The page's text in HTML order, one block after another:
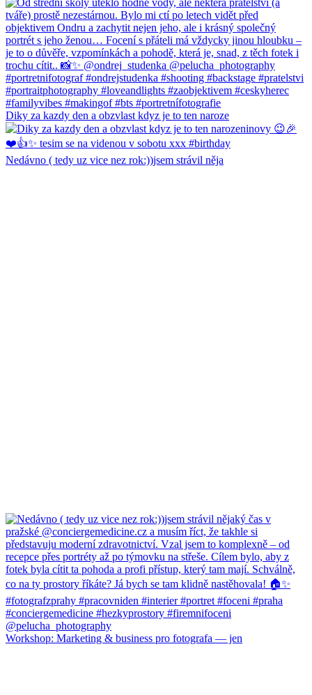
Diky za kazdy den a obzvlast kdyz je to ten naroze
Nedávno ( tedy uz vice nez rok:))jsem strávil něja
Workshop: Marketing & business pro fotografa — jen